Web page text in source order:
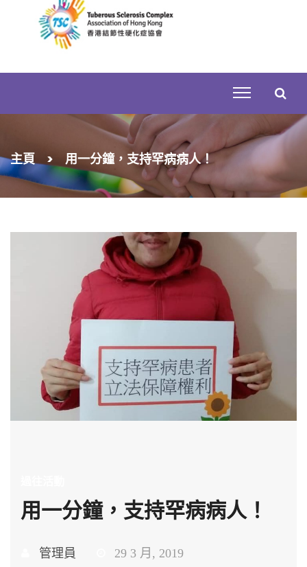
搜
尋
關
主頁 > 用一分鐘，支持罕病病人！
用一分鐘，支持罕病病人！
管理員
29 3 月, 2019